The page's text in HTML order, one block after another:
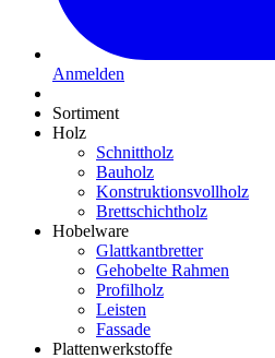
Anmelden
Sortiment
Holz
Schnittholz
Bauholz
Konstruktionsvollholz
Brettschichtholz
Hobelware
Glattkantbretter
Gehobelte Rahmen
Profilholz
Leisten
Fassade
Plattenwerkstoffe